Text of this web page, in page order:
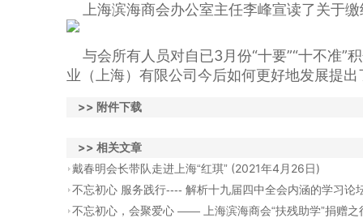
上海滨海商会办公室主任李峰宣读了关于
与会所有人员对自已3月份“十要”“十不准”
业（上海）有限公司今后如何更好地发展提
>> 附件下载
>> 相关文章
戴春明会长带队走进上海“红琪” (2021年4月26日)
不忘初心 服务践行---- 解析十九届四中全会内涵的学习
不忘初心，会聚爱心 —— 上海滨海商会“扶残助学”捐赠之